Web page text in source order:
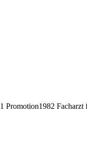
Promotion1982